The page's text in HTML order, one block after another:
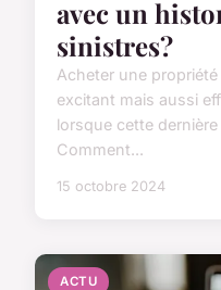
avec un
sinistres?
Acheter une
excitant mais aussi
lorsque cette
Comment...
15 octobre 2024
ACTU